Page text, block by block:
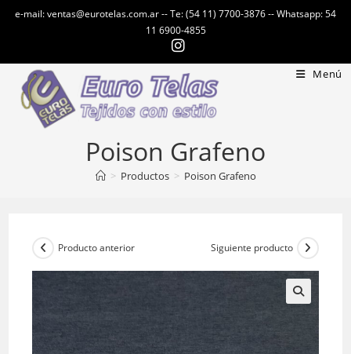
e-mail: ventas@eurotelas.com.ar -- Te: (54 11) 7700-3876 -- Whatsapp: 54
11 6900-4855
Menú
Poison Grafeno
> Productos > Poison Grafeno
Producto anterior Siguiente producto